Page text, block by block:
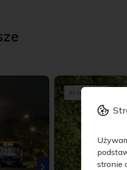
31 lipca 2026
stronie